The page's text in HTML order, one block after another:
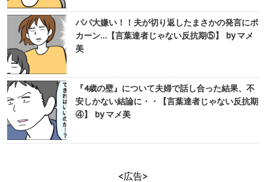
パパ大嫌い！！夫が切り返したまさかの発言にポ
カーン…【言葉達者じゃない反抗期⑤】 by マメ
美
『4歳の壁』について夫婦で話し合った結果、不
安しかない結論に・・【言葉達者じゃない反抗期
④】 by マメ美
<広告>